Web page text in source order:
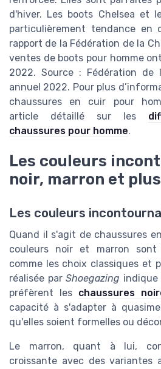
d'hiver. Les boots Chelsea et
particulièrement tendance en
rapport de la Fédération de la
ventes de boots pour homme
2022. Source : Fédération de
annuel 2022. Pour plus
chaussures en cuir pour
article détaillé sur les
chaussures pour homme.
Les couleurs
noir, marron et plus
Les couleurs
Quand il s'agit de chaussures
couleurs noir et marron sont
comme les choix classiques et
réalisée parShoegazing indique
préfèrent les chaussures
capacité à s'adapter à
qu'elles soient formelles ou
Le marron, quant à lui,
croissante avec des